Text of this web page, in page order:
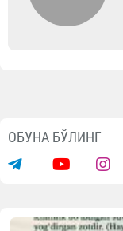
ОБУНА БЎЛИНГ